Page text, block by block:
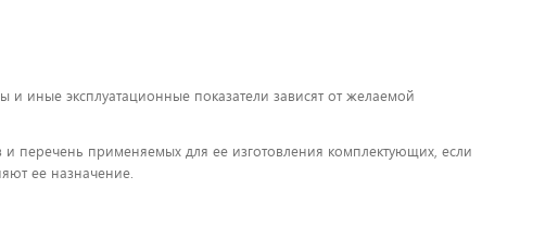
и иные эксплуатационные показатели зависят от желаемой
и перечень применяемых для ее изготовления комплектующих, если
ее назначение.